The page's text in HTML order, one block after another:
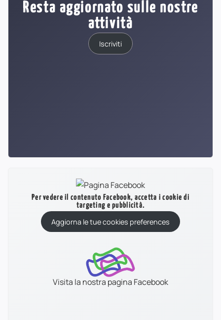
Resta aggiornato sulle nostre
attività
Iscriviti
Per vedere il contenuto Facebook, accetta i cookie di
targeting e pubblicità.
Aggiorna le tue cookies preferences
Visita la nostra pagina Facebook